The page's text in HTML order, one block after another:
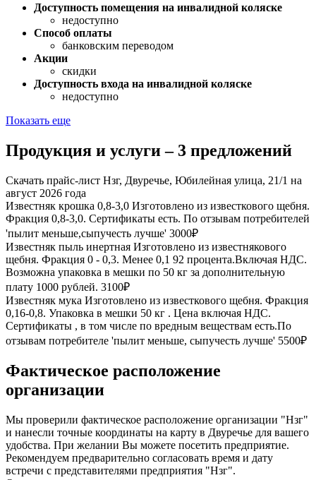
Доступность помещения на инвалидной коляске
недоступно
Способ оплаты
банковским переводом
Акции
скидки
Доступность входа на инвалидной коляске
недоступно
Показать еще
Продукция и услуги – 3 предложений
Скачать прайс-лист Нзг, Двуречье, Юбилейная улица, 21/1 на
август 2026 года
Известняк крошка 0,8-3,0 Изготовлено из известкового щебня.
Фракция 0,8-3,0. Сертификаты есть. По отзывам потребителей
'пылит меньше,сыпучесть лучше' 3000₽
Известняк пыль инертная Изготовлено из известнякового
щебня. Фракция 0 - 0,3. Менее 0,1 92 процента.Включая НДС.
Возможна упаковка в мешки по 50 кг за дополнительную
плату 1000 рублей. 3100₽
Известняк мука Изготовлено из известкового щебня. Фракция
0,16-0,8. Упаковка в мешки 50 кг . Цена включая НДС.
Сертификаты , в том числе по вредным веществам есть.По
отзывам потребителе 'пылит меньше, сыпучесть лучше' 5500₽
Фактическое расположение
организации
Мы проверили фактическое расположение организации "Нзг"
и нанесли точные координаты на карту в Двуречье для вашего
удобства. При желании Вы можете посетить предприятие.
Рекомендуем предварительно согласовать время и дату
встречи с представителями предприятия "Нзг".